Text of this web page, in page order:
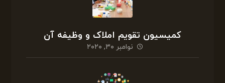
کمیسیون تقویم املاک و وظیفه آن
نوامبر ۳۰, ۲۰۲۰